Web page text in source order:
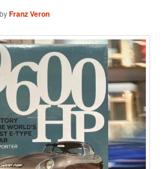
byFranz Veron